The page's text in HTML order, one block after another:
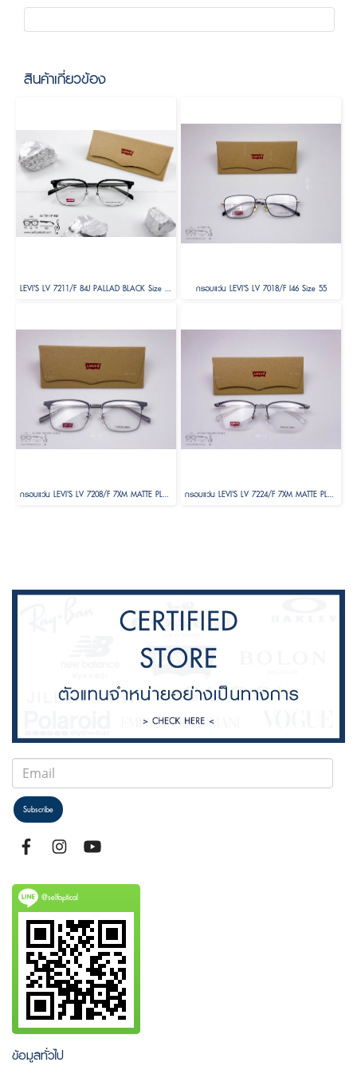
สินค้าเกี่ยวข้อง
LEVI'S LV 7211/F 84J PALLAD BLACK Size 53 กรอบแว่น LEVI'S LV 7018/F I46 Size 55
กรอบแว่น LEVI'S LV 7208/F 7XM MATTE PLDBLU Size 55 กรอบแว่น LEVI'S LV 7224/F 7XM MATTE PLDBLU Size 54
Subscribe
@selfoptical
ข้อมูลทั่วไป